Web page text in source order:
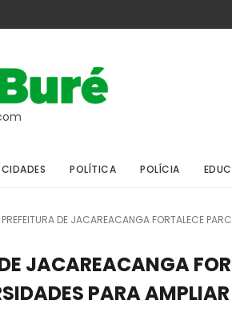
CIDADES POLÍTICA POLÍCIA
PREFEITURA DE JACAREACANGA FORTALECE
JACAREACANGA
PARA